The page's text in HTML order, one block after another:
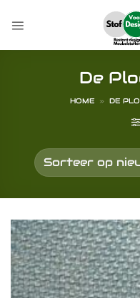
naar
De
HOME » DE